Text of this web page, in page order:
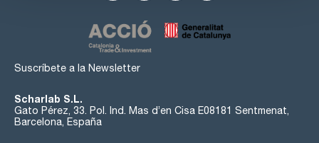
Suscríbete a la Newsletter
Scharlab S.L.
Gato Pérez, 33. Pol. Ind. Mas d’en Cisa E08181 Sentmenat,
Barcelona, España